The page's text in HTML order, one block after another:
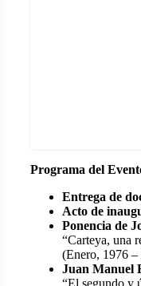
Programa del
Entrega de
Acto de
Ponencia de
“Carteya, una
(Enero, 1976
Juan Manuel
“El segundo y